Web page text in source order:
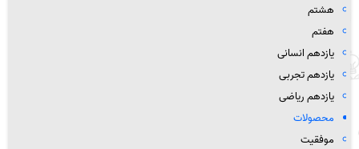
هشتم
هفتم
یازدهم انسانی
یازدهم تجربی
یازدهم ریاضی
محصولات
موفقیت